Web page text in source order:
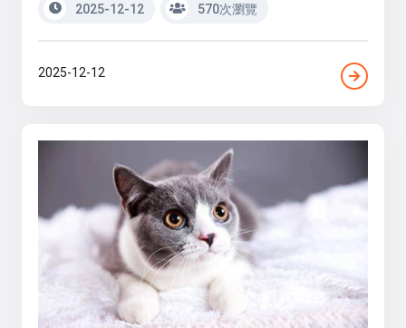
2025-12-12 570次瀏覽
2025-12-12